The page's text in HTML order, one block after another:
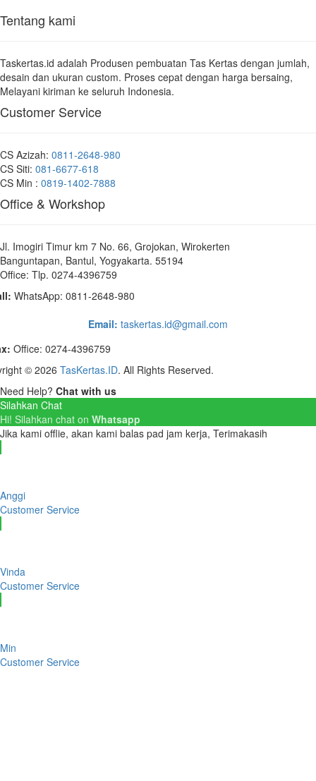
Tentang kami
Taskertas.id adalah Produsen pembuatan Tas Kertas dengan jumlah,
desain dan ukuran custom. Proses cepat dengan harga bersaing,
Melayani kiriman ke seluruh Indonesia.
Customer Service
CS Azizah: 0811-2648-980
CS Siti: 081-6677-618
CS Min : 0819-1402-7888
Office & Workshop
Jl. Imogiri Timur km 7 No. 66, Grojokan, Wirokerten
Banguntapan, Bantul, Yogyakarta. 55194
Office: Tlp. 0274-4396759
WhatsApp: 0811-2648-980
Email: taskertas.id@gmail.com
Office: 0274-4396759
© 2026 TasKertas.ID. All Rights Reserved.
Need Help? Chat with us
Silahkan Chat
Hi! Silahkan chat on Whatsapp
Jika kami offlie, akan kami balas pad jam kerja, Terimakasih
Anggi
Customer Service
Vinda
Customer Service
Min
Customer Service